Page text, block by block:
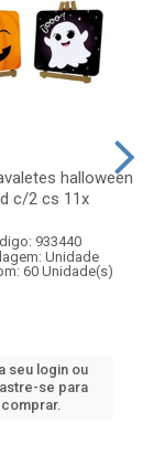
halloween
c/2 cs 11x
933440
Unidade
60 Unidade(s)
seu login ou
se para
comprar.